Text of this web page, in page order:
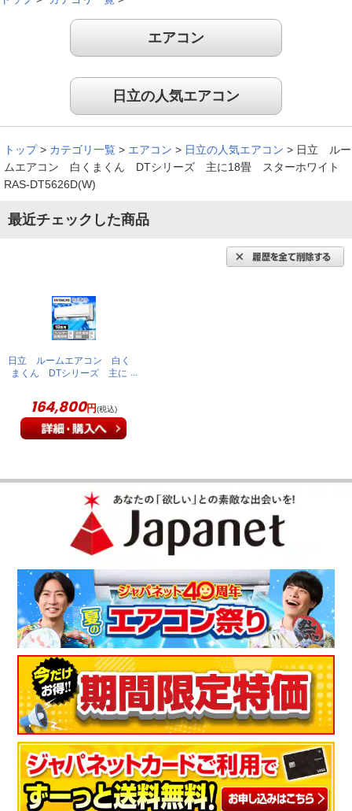
エアコン
日立の人気エアコン
トップ > カテゴリ一覧 > エアコン > 日立の人気エアコン > 日立 ルー
ムエアコン 白くまくん DTシリーズ 主に18畳 スターホワイト
RAS-DT5626D(W)
最近チェックした商品
日立 ルームエアコン 白く
まくん DTシリーズ 主に
164,800円(税込)